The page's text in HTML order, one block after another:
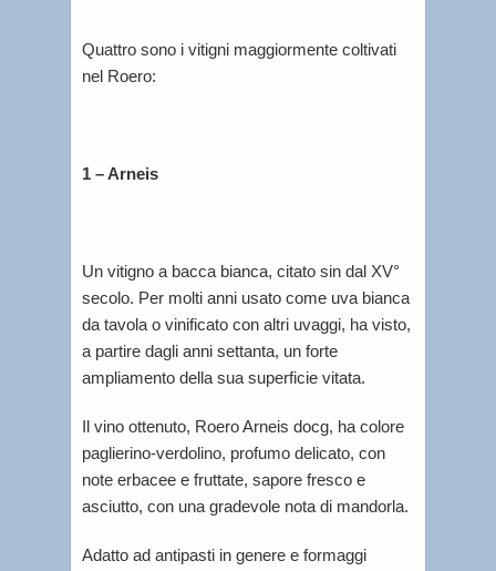
Quattro sono i vitigni maggiormente coltivati
nel Roero:
1 – Arneis
Un vitigno a bacca bianca, citato sin dal XV°
secolo. Per molti anni usato come uva bianca
da tavola o vinificato con altri uvaggi, ha visto,
a partire dagli anni settanta, un forte
ampliamento della sua superficie vitata.
Il vino ottenuto, Roero Arneis docg, ha colore
paglierino-verdolino, profumo delicato, con
note erbacee e fruttate, sapore fresco e
asciutto, con una gradevole nota di mandorla.
Adatto ad antipasti in genere e formaggi